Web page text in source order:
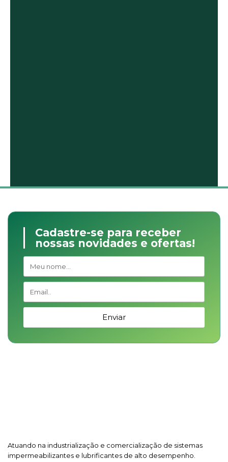
Cadastre-se para receber
nossas novidades e ofertas!
Enviar
Atuando na industrialização e comercialização de sistemas
impermeabilizantes e lubrificantes de alto desempenho.